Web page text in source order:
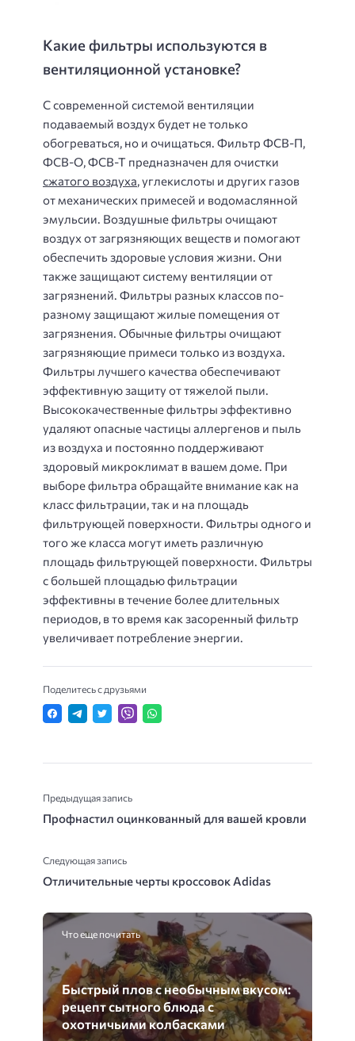
Какие фильтры используются в
вентиляционной установке?
С современной системой вентиляции
подаваемый воздух будет не только
обогреваться, но и очищаться. Фильтр ФСВ-П,
ФСВ-О, ФСВ-Т предназначен для очистки
сжатого воздуха, углекислоты и других газов
от механических примесей и водомаслянной
эмульсии. Воздушные фильтры очищают
воздух от загрязняющих веществ и помогают
обеспечить здоровые условия жизни. Они
также защищают систему вентиляции от
загрязнений. Фильтры разных классов по-
разному защищают жилые помещения от
загрязнения. Обычные фильтры очищают
загрязняющие примеси только из воздуха.
Фильтры лучшего качества обеспечивают
эффективную защиту от тяжелой пыли.
Высококачественные фильтры эффективно
удаляют опасные частицы аллергенов и пыль
из воздуха и постоянно поддерживают
здоровый микроклимат в вашем доме. При
выборе фильтра обращайте внимание как на
класс фильтрации, так и на площадь
фильтрующей поверхности. Фильтры одного и
того же класса могут иметь различную
площадь фильтрующей поверхности. Фильтры
с большей площадью фильтрации
эффективны в течение более длительных
периодов, в то время как засоренный фильтр
увеличивает потребление энергии.
Поделитесь с друзьями
Предыдущая запись
Профнастил оцинкованный для вашей кровли
Следующая запись
Отличительные черты кроссовок Adidas
Что еще почитать
Быстрый плов с необычным вкусом:
рецепт сытного блюда с
охотничьими колбасками